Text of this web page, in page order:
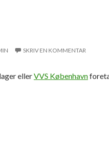
SKRIV EN KOMMENTAR
ellerVVS København